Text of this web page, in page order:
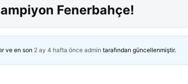
Fenerbahçe!
ve en son 2 ay 4 hafta önce admin tarafından güncellenmiştir.